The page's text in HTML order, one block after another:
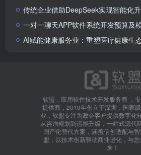
传统企业借助DeepSeek实现智能化
一对一聊天APP软件系统开发预算及
AI赋能健康服务业：重塑医疗健康生
软盟，应用软件技术开发服务商 ，
提供商，2010年创立于深圳，国家
业；软盟专注为政企客户提供数字化
从咨询规划到运维升级，一站式源代
国产化替代方案，涵盖信创适配与
盟，以技术创新驱动商业进化，与
来！